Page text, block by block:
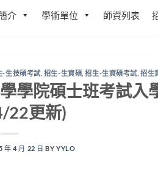
介 學術單位 師資列表
-生技碩考試, 招生-生資碩 ,招生-生資碩考試,招生
學院碩士班考試入
22更新)
年 4 月 22 日 BY YYLO